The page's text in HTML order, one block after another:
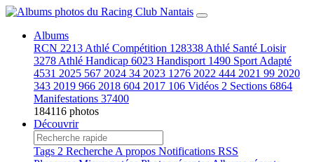
Albums
RCN 2213 Athlé Compétition 128338 Athlé Santé Loisir
3278 Athlé Handicap 6023 Handisport 1490 Sport Adapté
4531 2025 567 2024 34 2023 1276 2022 444 2021 99 2020
343 2019 966 2018 604 2017 106 Vidéos 2 Sections 6864
Manifestations 37400
184116 photos
Découvrir
Tags 2 Recherche A propos Notifications RSS